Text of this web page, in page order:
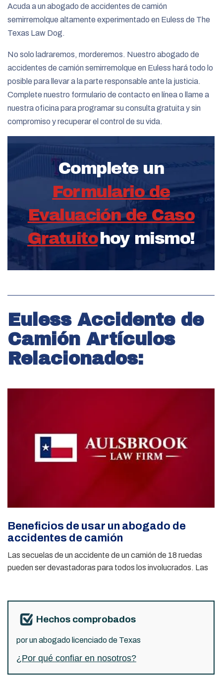
Acuda a un abogado de accidentes de camión
semirremolque altamente experimentado en Euless de The
Texas Law Dog.
No solo ladraremos, morderemos. Nuestro abogado de
accidentes de camión semirremolque en Euless hará todo lo
posible para llevar a la parte responsable ante la justicia.
Complete nuestro formulario de contacto en línea o llame a
nuestra oficina para programar su consulta gratuita y sin
compromiso y recuperar el control de su vida.
Complete un
Formulario de
Evaluación de Caso
Gratuitohoy mismo!
Euless Accidente de
Camión Artículos
Relacionados:
Beneficios de usar un abogado de
accidentes de camión
Las secuelas de un accidente de un camión de 18 ruedas
pueden ser devastadoras para todos los involucrados. Las
Hechos comprobados
por un abogado licenciado de Texas
¿Por qué confiar en nosotros?